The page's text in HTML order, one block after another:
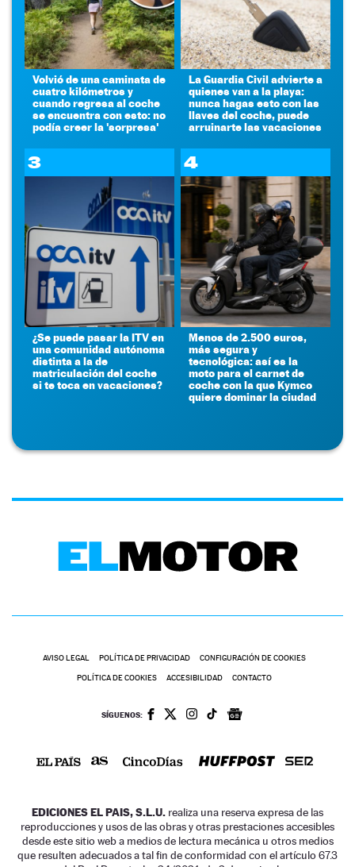
Volvió de una caminata de
cuatro kilómetros y
cuando regresa al coche
se encuentra con esto: no
podía creer la 'sorpresa'
La Guardia Civil advierte a
quienes van a la playa:
nunca hagas esto con las
llaves del coche, puede
arruinarte las vacaciones
3
¿Se puede pasar la ITV en
una comunidad autónoma
distinta a la de
matriculación del coche
si te toca en vacaciones?
4
Menos de 2.500 euros,
más segura y
tecnológica: así es la
moto para el carnet de
coche con la que Kymco
quiere dominar la ciudad
AVISO LEGAL POLÍTICA DE PRIVACIDAD CONFIGURACIÓN DE COOKIES
POLÍTICA DE COOKIES ACCESIBILIDAD CONTACTO
SÍGUENOS:
EDICIONES EL PAIS, S.L.U. realiza una reserva expresa de las
reproducciones y usos de las obras y otras prestaciones accesibles
desde este sitio web a medios de lectura mecánica u otros medios
que resulten adecuados a tal fin de conformidad con el artículo 67.3